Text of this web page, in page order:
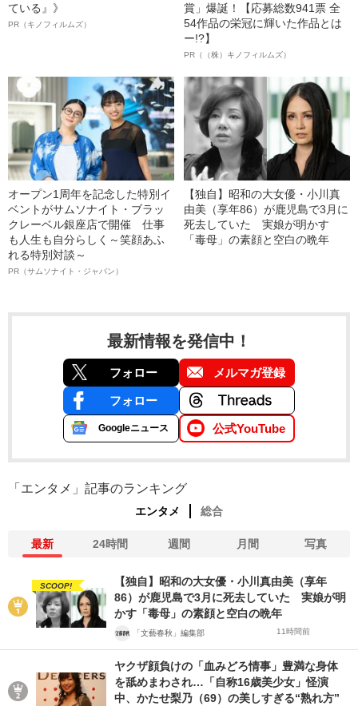
ている』》
PR（キノフィルムズ）
賞」爆誕！【応募総数941票 全
54作品の栄冠に輝いた作品とは
ー!?】
PR（（株）キノフィルムズ）
オープン1周年を記念した特別イ
ベントがサムソナイト・ブラッ
クレーベル銀座店で開催 仕事
も人生も自分らしく～笑顔あふ
れる特別対談～
PR（サムソナイト・ジャパン）
【独自】昭和の大女優・小川真
由美（享年86）が鹿児島で3月に
死去していた 実娘が明かす
「毒母」の素顔と空白の晩年
最新情報を発信中！
フォロー メルマガ登録
フォロー
Googleニュース 公式YouTube
「エンタメ」記事のランキング
エンタメ 総合
最新 24時間 週間 月間 写真
SCOOP!
【独自】昭和の大女優・小川真由美（享年
86）が鹿児島で3月に死去していた 実娘が明
かす「毒母」の素顔と空白の晩年
「文藝春秋」編集部 11時間前
ヤクザ顔負けの「血みどろ情事」豊満な身体
を舐めまわされ…「自称16歳美少女」怪演
中、かたせ梨乃（69）の美しすぎる“熟れ方”